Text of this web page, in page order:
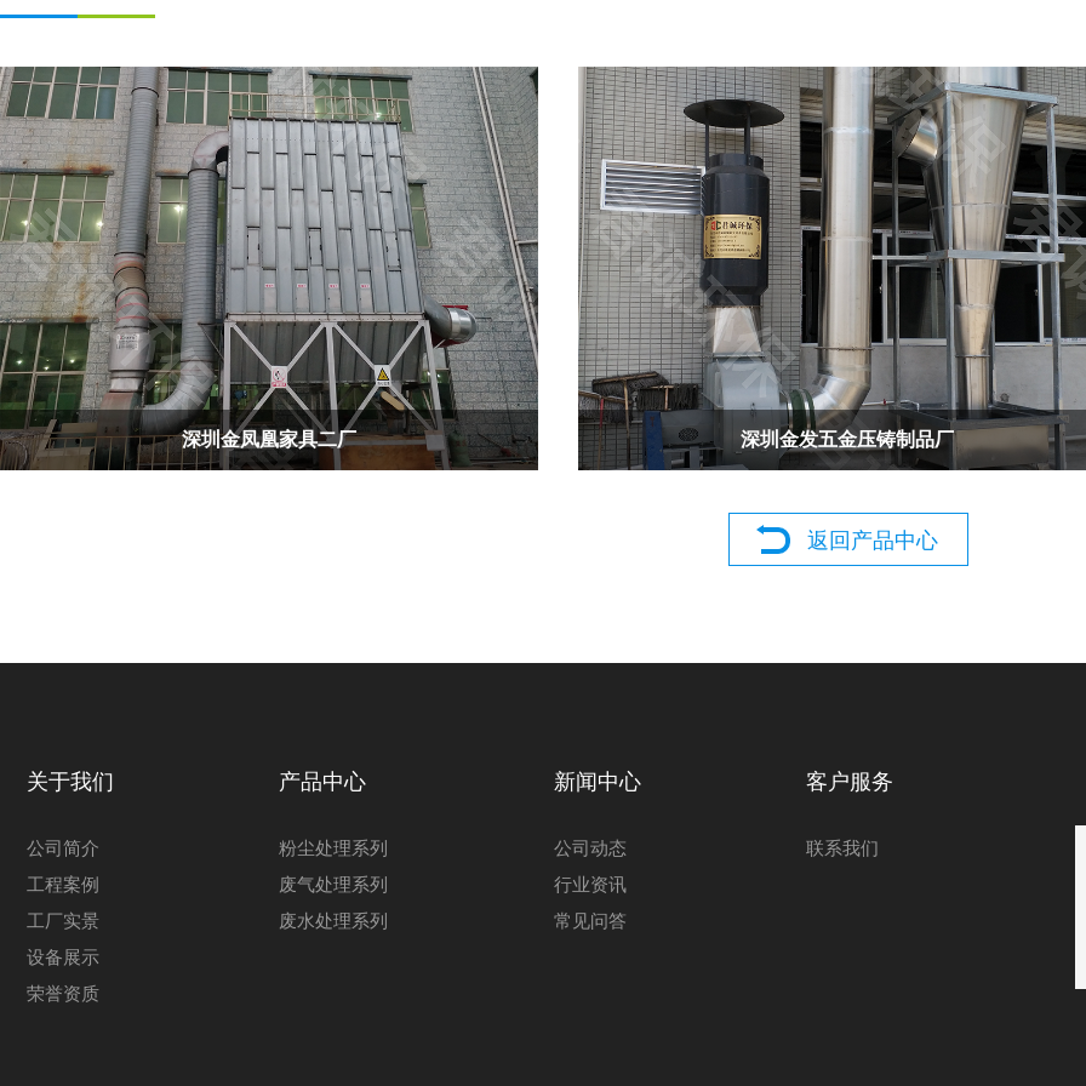
深圳金凤凰家具二厂 深圳金发五金压铸制品厂
返回产品中心
关于我们
公司简介
工程案例
工厂实景
设备展示
荣誉资质
产品中心
粉尘处理系列
废气处理系列
废水处理系列
新闻中心
公司动态
行业资讯
常见问答
客户服务
联系我们